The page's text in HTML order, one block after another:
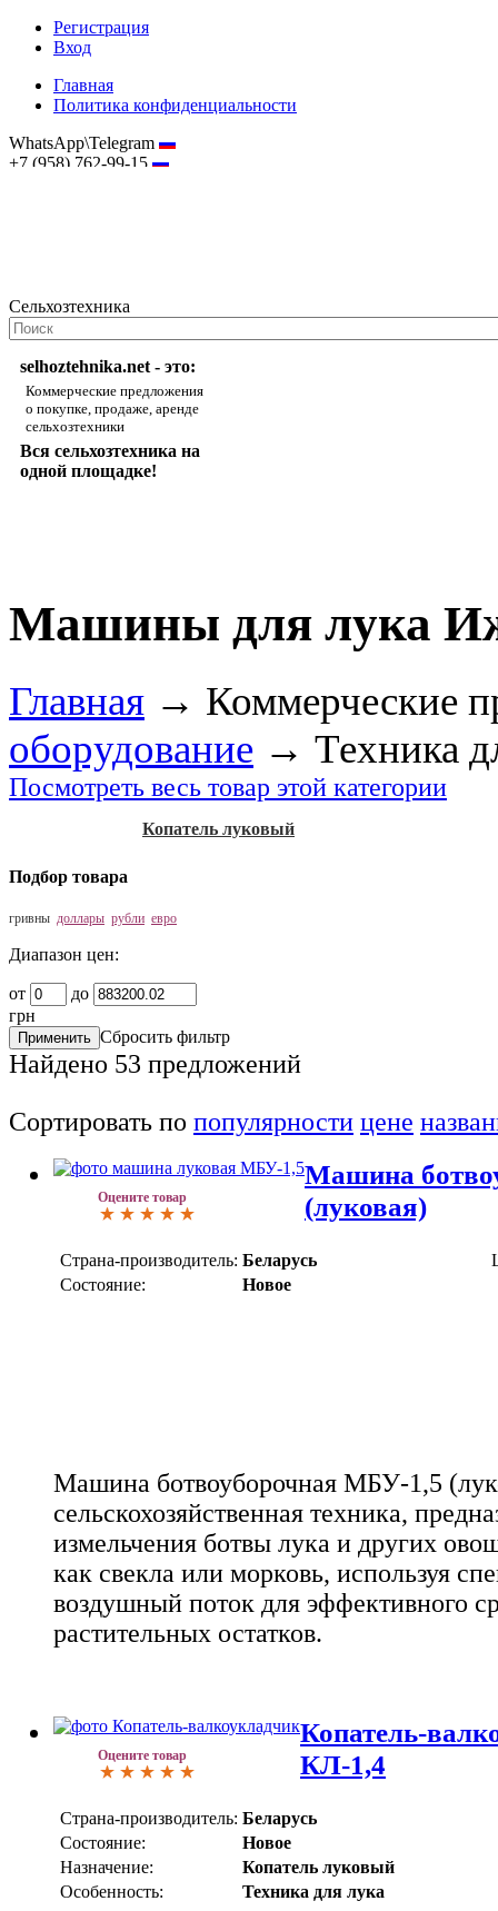
Регистрация
Вход
Главная
Политика конфиденциальности
WhatsApp\Telegram
+7 (958) 762-99-15
Сельхозтехника
selhoztehnika.net - это:
Коммерческие предложения
о покупке, продаже, аренде
сельхозтехники
Вся сельхозтехника на
одной площадке!
Машины для лука
Главная → Коммерческие
оборудование → Техника
Посмотреть весь товар этой категории
Копатель луковый
Подбор товара
гривны доллары рубли евро
Диапазон цен:
от
до
грн
Сбросить фильтр
Найдено 53 предложений
Сортировать по популярности цене
Оцените товар
Машина
(луковая)
Страна-производитель: Беларусь
Состояние:
Новое
Машина ботвоуборочная МБУ-1,5
сельскохозяйственная техника,
измельчения ботвы лука и других
как свекла или морковь, используя
воздушный поток для эффективного
растительных остатков.
Оцените товар
Копатель-
КЛ-1,4
Страна-производитель: Беларусь
Состояние:
Новое
Назначение:
Копатель луковый
Особенность:
Техника для лука